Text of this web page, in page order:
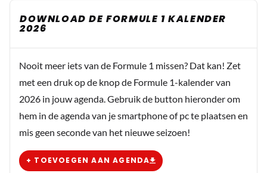
DOWNLOAD DE FORMULE 1 KALENDER
2026
Nooit meer iets van de Formule 1 missen? Dat kan! Zet
met een druk op de knop de Formule 1-kalender van
2026 in jouw agenda. Gebruik de button hieronder om
hem in de agenda van je smartphone of pc te plaatsen en
mis geen seconde van het nieuwe seizoen!
+ TOEVOEGEN AAN AGENDA